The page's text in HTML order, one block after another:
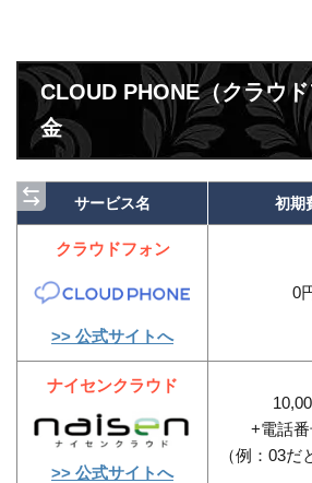
CLOUD PHONE（クラウ
金
サービス名 初期
クラウドフォン
>> 公式サイトへ
0
ナイセンクラウド
>> 公式サイトへ
+電話
（例：03だ